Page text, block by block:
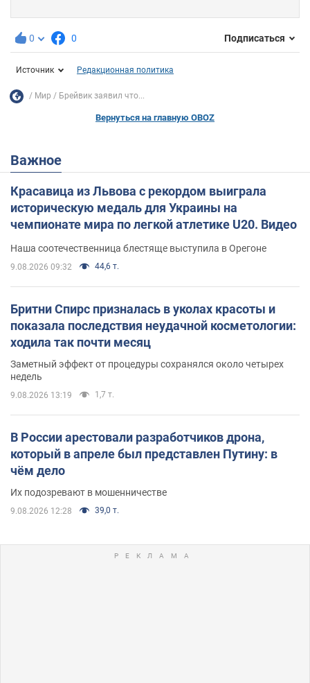
0 0 Подписаться
Источник Редакционная политика
Мир Брейвик заявил что...
Вернуться на главную OBOZ
Важное
Красавица из Львова с рекордом выиграла
историческую медаль для Украины на
чемпионате мира по легкой атлетике U20. Видео
Наша соотечественница блестяще выступила в Орегоне
9.08.2026 09:32 44,6 т.
Бритни Спирс призналась в уколах красоты и
показала последствия неудачной косметологии:
ходила так почти месяц
Заметный эффект от процедуры сохранялся около четырех
недель
9.08.2026 13:19 1,7 т.
В России арестовали разработчиков дрона,
который в апреле был представлен Путину: в
чём дело
Их подозревают в мошенничестве
9.08.2026 12:28 39,0 т.